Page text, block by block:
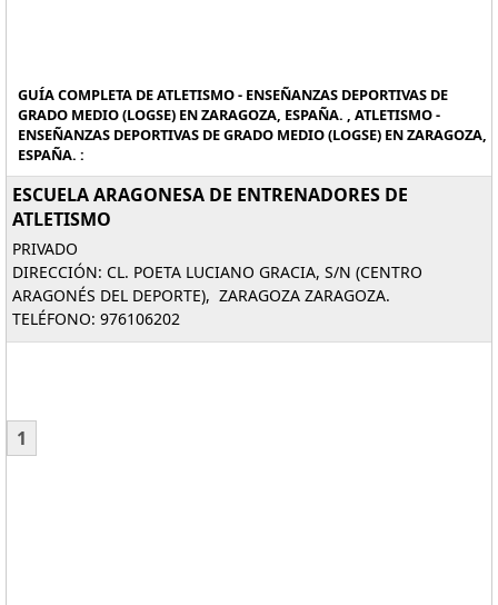
GUÍA COMPLETA DE ATLETISMO - ENSEÑANZAS DEPORTIVAS DE
GRADO MEDIO (LOGSE) EN ZARAGOZA, ESPAÑA. , ATLETISMO -
ENSEÑANZAS DEPORTIVAS DE GRADO MEDIO (LOGSE) EN ZARAGOZA,
ESPAÑA. :
ESCUELA ARAGONESA DE ENTRENADORES DE
ATLETISMO
PRIVADO
DIRECCIÓN: CL. POETA LUCIANO GRACIA, S/N (CENTRO
ARAGONÉS DEL DEPORTE), ZARAGOZA ZARAGOZA.
TELÉFONO: 976106202
1